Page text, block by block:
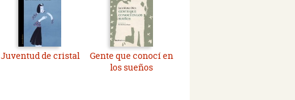
Juventud de cristal
Gente que conocí en
los sueños